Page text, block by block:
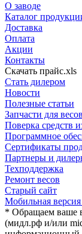
О заводе
Каталог
Доставка
Оплата
Акции
Контакты
Скачать прайс.xls
Стать дилером
Новости
Полезные статьи
Запчасти для весов
Поверка средств
Программное
Сертификаты
Партнеры и
Техподдержка
Ремонт весов
Старый сайт
Мобильная версия
* Обращаем ваше
(мидл.рф и/или